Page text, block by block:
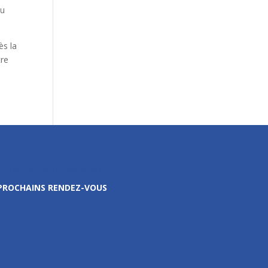
la
RENDEZ-VOUS